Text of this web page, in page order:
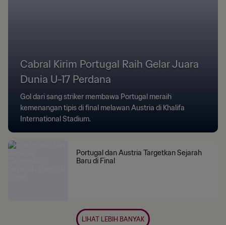
Cabral Kirim Portugal Raih Gelar Juara
Dunia U-17 Perdana
Gol dari sang striker membawa Portugal meraih
kemenangan tipis di final melawan Austria di Khalifa
International Stadium.
Portugal dan Austria Targetkan Sejarah
Baru di Final
LIHAT LEBIH BANYAK